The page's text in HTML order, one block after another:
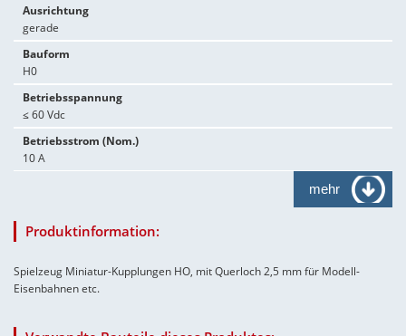
Ausrichtung
gerade
Bauform
H0
Betriebsspannung
≤ 60 Vdc
Betriebsstrom (Nom.)
10 A
mehr
Produktinformation:
Spielzeug Miniatur-Kupplungen HO, mit Querloch 2,5 mm für Modell-
Eisenbahnen etc.